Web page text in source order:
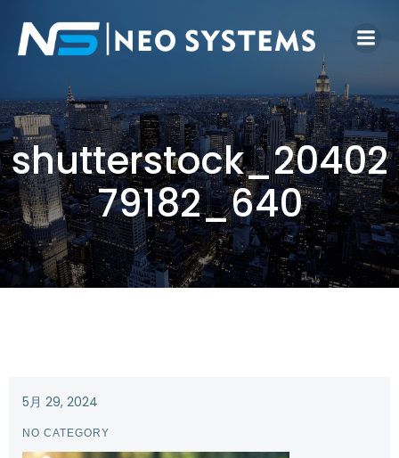
shutterstock_20402
79182_640
5月 29, 2024
NO CATEGORY